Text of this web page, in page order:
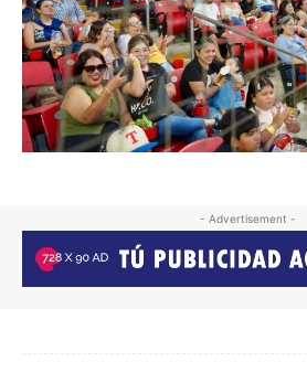
- Advertisement -